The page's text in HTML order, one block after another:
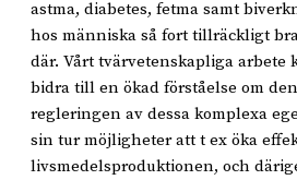
astma, diabetes, fetma samt
hos människa så fort tillräckligt
där. Vårt tvärvetenskapliga arbete
bidra till en ökad förståelse om
regleringen av dessa komplexa
sin tur möjligheter att t ex öka
livsmedelsproduktionen, och